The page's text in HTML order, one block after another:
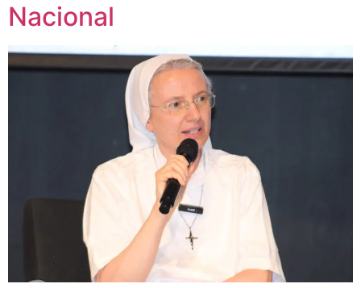
Nacional